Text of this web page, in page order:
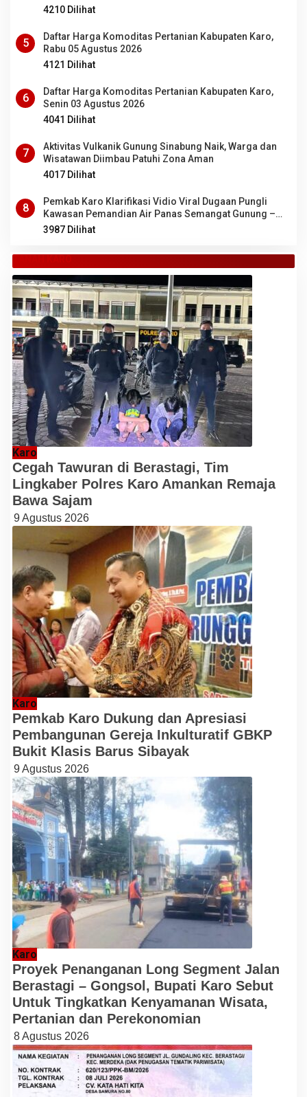
4210 Dilihat
5
Daftar Harga Komoditas Pertanian Kabupaten Karo,
Rabu 05 Agustus 2026
4121 Dilihat
6
Daftar Harga Komoditas Pertanian Kabupaten Karo,
Senin 03 Agustus 2026
4041 Dilihat
7
Aktivitas Vulkanik Gunung Sinabung Naik, Warga dan
Wisatawan Diimbau Patuhi Zona Aman
4017 Dilihat
8
Pemkab Karo Klarifikasi Vidio Viral Dugaan Pungli
Kawasan Pemandian Air Panas Semangat Gunung –
Doulu
3987 Dilihat
TANAH KARO
Karo
Cegah Tawuran di Berastagi, Tim
Lingkaber Polres Karo Amankan Remaja
Bawa Sajam
9 Agustus 2026
Karo
Pemkab Karo Dukung dan Apresiasi
Pembangunan Gereja Inkulturatif GBKP
Bukit Klasis Barus Sibayak
9 Agustus 2026
Karo
Proyek Penanganan Long Segment Jalan
Berastagi – Gongsol, Bupati Karo Sebut
Untuk Tingkatkan Kenyamanan Wisata,
Pertanian dan Perekonomian
8 Agustus 2026